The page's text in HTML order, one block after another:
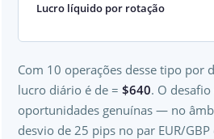
Lucro líquido por rotação
Com 10 operações desse tipo por
lucro diário é de = $640. O
oportunidades genuínas — no
desvio de 25 pips no par EUR/